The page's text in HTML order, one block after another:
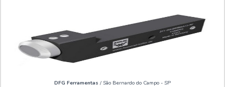
DFG Ferramentas / São Bernardo do Campo - SP